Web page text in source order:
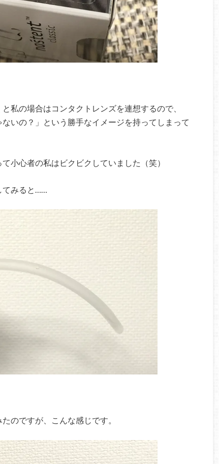
私の場合はコンタクトレンズを連想するので、
いの？」という勝手なイメージを持ってしまって
小心者の私はビクビクしていました（笑）
みると……
のですが、こんな感じです。